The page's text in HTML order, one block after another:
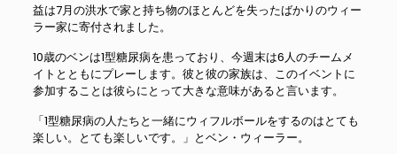
益は7月の洪水で家と持ち物のほとんどを失ったばかりのウィー
ラー家に寄付されました。
10歳のベンは1型糖尿病を患っており、今週末は6人のチームメ
イトとともにプレーします。彼と彼の家族は、このイベントに
参加することは彼らにとって大きな意味があると言います。
「1型糖尿病の人たちと一緒にウィフルボールをするのはとても
楽しい。とても楽しいです。」とベン・ウィーラー。